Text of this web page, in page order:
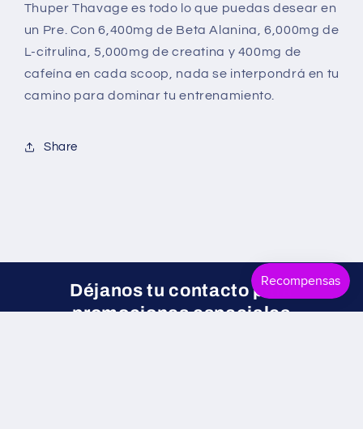
Thuper Thavage es todo lo que puedas desear en
un Pre. Con 6,400mg de Beta Alanina, 6,000mg de
L-citrulina, 5,000mg de creatina y 400mg de
cafeína en cada scoop, nada se interpondrá en tu
camino para dominar tu entrenamiento.
Share
Déjanos tu contacto para
promociones especiales